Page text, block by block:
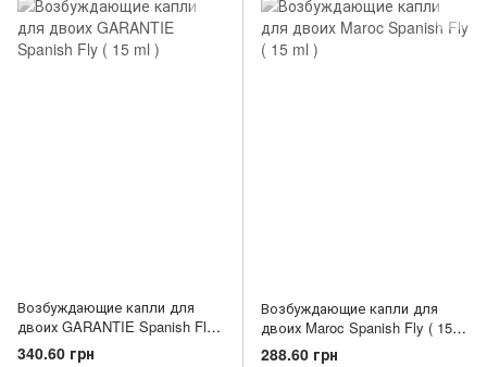
Возбуждающие капли для
двоих GARANTIE Spanish Fly (
15 ml )
340.60 грн
Возбуждающие капли для
двоих Maroc Spanish Fly ( 15
ml )
288.60 грн